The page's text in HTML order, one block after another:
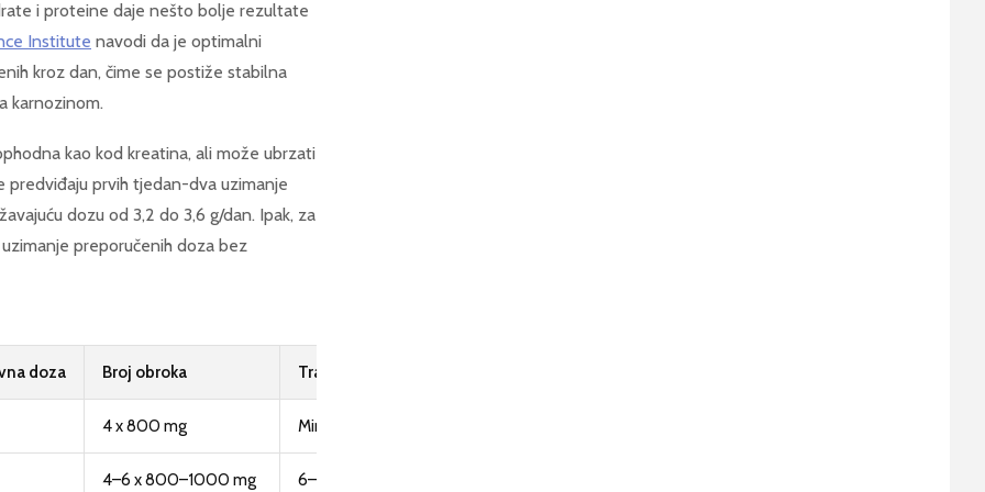
i proteine daje nešto bolje rezultate
Institute navodi da je optimalni
kroz dan, čime se postiže stabilna
karnozinom.
kao kod kreatina, ali može ubrzati
predviđaju prvih tjedan-dva uzimanje
dozu od 3,2 do 3,6 g/dan. Ipak, za
preporučenih doza bez
doza Broj obroka Trajanje suplementacije
4 x 800 mg Minimalno 4 tjedna
4–6 x 800–1000 mg 6–12 tjedana